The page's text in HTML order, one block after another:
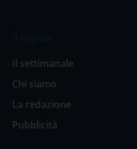
Il settimanale
Chi siamo
La redazione
Pubblicità